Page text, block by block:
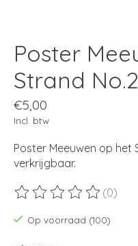
Poster
Strand No.2
€5,00
Incl. btw
Poster Meeuwen op het
verkrijgbaar.
De beoordeling van dit
(0)
Op voorraad (100)